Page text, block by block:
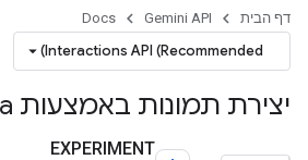
דף הבית Gemini API
Docs
Interactions API (Recommended)
יצירת תמונות באמצעות Nano Banana